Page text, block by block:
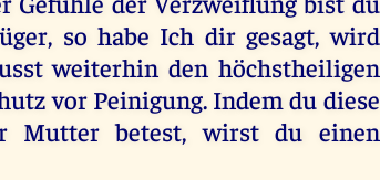
so habe Ich dir gesagt, wird
weiterhin den höchstheiligen
vor Peinigung. Indem du diese
Mutter betest, wirst du einen